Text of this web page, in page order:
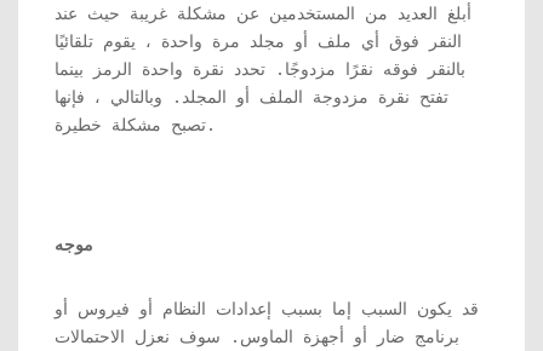
أبلغ العديد من المستخدمين عن مشكلة غريبة حيث عند
النقر فوق أي ملف أو مجلد مرة واحدة ، يقوم تلقائيًا
بالنقر فوقه نقرًا مزدوجًا. تحدد نقرة واحدة الرمز بينما
تفتح نقرة مزدوجة الملف أو المجلد. وبالتالي ، فإنها
تصبح مشكلة خطيرة.
موجه
قد يكون السبب إما بسبب إعدادات النظام أو فيروس أو
برنامج ضار أو أجهزة الماوس. سوف نعزل الاحتمالات